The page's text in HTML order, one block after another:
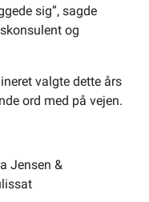
sig”, sagde
og
valgte dette års
ord med på vejen.
Jensen &